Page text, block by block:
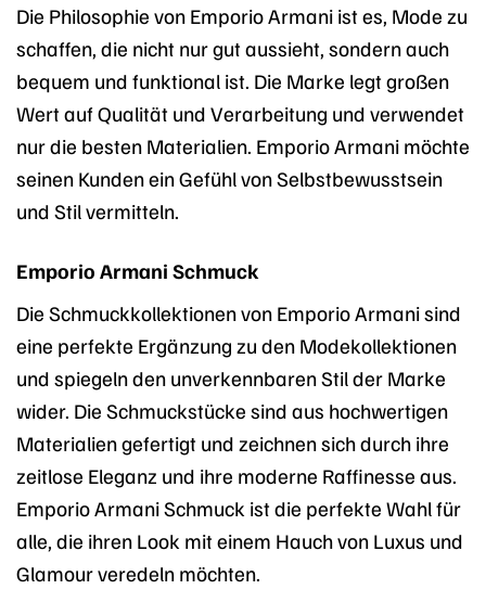
Die Philosophie von Emporio Armani ist es, Mode zu
schaffen, die nicht nur gut aussieht, sondern auch
bequem und funktional ist. Die Marke legt großen
Wert auf Qualität und Verarbeitung und verwendet
nur die besten Materialien. Emporio Armani möchte
seinen Kunden ein Gefühl von Selbstbewusstsein
und Stil vermitteln.
Emporio Armani Schmuck
Die Schmuckkollektionen von Emporio Armani sind
eine perfekte Ergänzung zu den Modekollektionen
und spiegeln den unverkennbaren Stil der Marke
wider. Die Schmuckstücke sind aus hochwertigen
Materialien gefertigt und zeichnen sich durch ihre
zeitlose Eleganz und ihre moderne Raffinesse aus.
Emporio Armani Schmuck ist die perfekte Wahl für
alle, die ihren Look mit einem Hauch von Luxus und
Glamour veredeln möchten.